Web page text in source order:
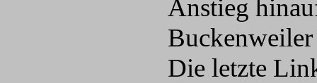
Anstieg
Buckenweiler
Die letzte